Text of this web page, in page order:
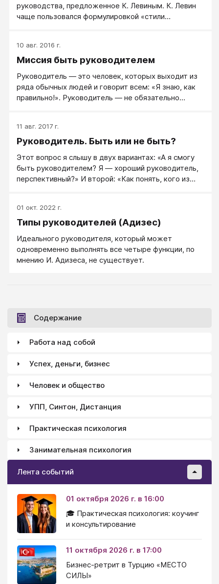
руководства, предложенное К. Левиным. К. Левин
чаще пользовался формулировкой «стили
10 авг. 2016 г.
Миссия быть руководителем
Руководитель — это человек, которых выходит из
ряда обычных людей и говорит всем: «Я знаю, как
правильно!». Руководитель — не обязательно
11 авг. 2017 г.
Руководитель. Быть или не быть?
Этот вопрос я слышу в двух вариантах: «А я смогу
быть руководителем? Я ― хороший руководитель,
перспективный?» И второй: «Как понять, кого из
сотрудника. Он ― хороший руководитель?»
01 окт. 2022 г.
Типы руководителей (Адизес)
Идеального руководителя, который может
одновременно выполнять все четыре функции, по
мнению И. Адизеса, не существует.
Содержание
Работа над собой
Успех, деньги, бизнес
Человек и общество
УПП, Синтон, Дистанция
Практическая психология
Занимательная психология
Лента событий
01 октября 2026 г. в 16:00
🎓 Практическая психология: коучинг
и консультирование
11 октября 2026 г. в 17:00
Бизнес-ретрит в Турцию «МЕСТО
СИЛЫ»